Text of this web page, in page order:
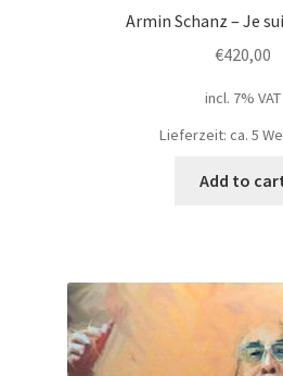
Armin Schanz – Je
€420,00
incl. 7% VAT
Lieferzeit: ca. 5
Add to